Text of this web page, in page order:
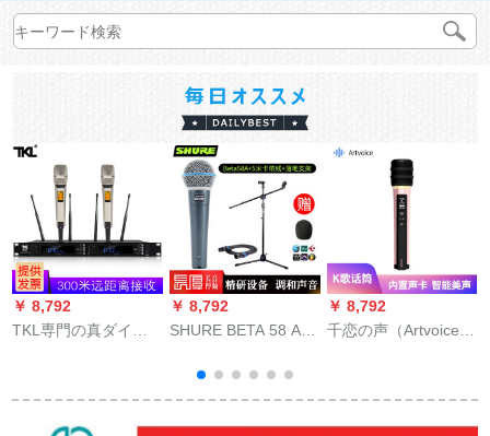
￥ 8,792
TKL専門の真ダイバ
の大合唱長距離信号
受信U段調ステージ演
￥ 8,792
SHURE BETA 58 A墨
で家庭用K歌ギタの弾
き言叶りますな生放
送设备のフルセイト
￥ 8,792
千恋の声（Artvoice）
デカを生放送しま
す。